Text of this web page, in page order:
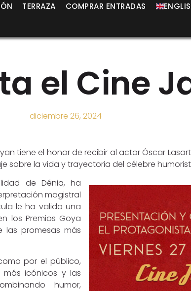
TERRAZA COMPRAR ENTRADAS
el Cine
diciembre 26, 2024
tiene el honor de recibir al actor Óscar
sobre la vida y trayectoria del célebre
de Dénia, ha
magistral
le ha valido una
los Premios Goya
las promesas más
por el público,
icónicos y las
humor,